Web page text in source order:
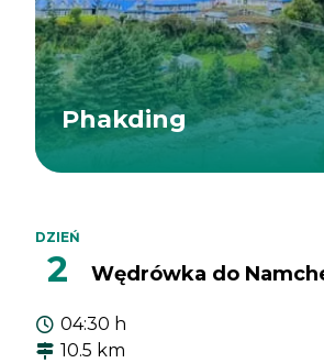
Phakding
DZIEŃ
2 Wędrówka do
04:30 h
10.5 km